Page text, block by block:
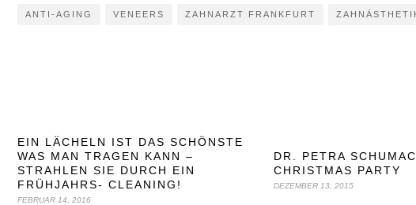
ANTI-AGING VENEERS ZAHNARZT FRANKFURT
EIN LÄCHELN IST DAS SCHÖNSTE
WAS MAN TRAGEN KANN –
STRAHLEN SIE DURCH EIN
FRÜHJAHRS- CLEANING!
FEBRUAR 14, 2016
DR. PETRA
CHRISTMAS PARTY
DEZEMBER 13, 2015